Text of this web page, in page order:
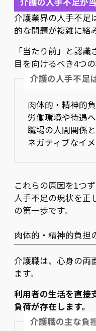
介護業界の人手不足
的な問題が複雑に絡
「当たり前」と認
目を向けるべき4つ
介護の人手不足
肉体的・精神的
労働環境や待遇
職場の人間関係
ネガティブなイ
これらの原因を1つ
人手不足の現状を正
の第一歩です。
肉体的・精神的負担
介護職は、心身の両
ます。
利用者の生活を直接
負荷が存在します。
介護職の主な負